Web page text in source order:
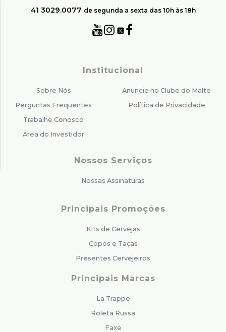
41 3029.0077 de segunda a sexta das 10h às 18h
Institucional
Sobre Nós
Perguntas Frequentes
Trabalhe Conosco
Área do Investidor
Anuncie no Clube do Malte
Política de Privacidade
Nossos Serviços
Nossas Assinaturas
Principais Promoções
Kits de Cervejas
Copos e Taças
Presentes Cervejeiros
Principais Marcas
La Trappe
Roleta Russa
Faxe